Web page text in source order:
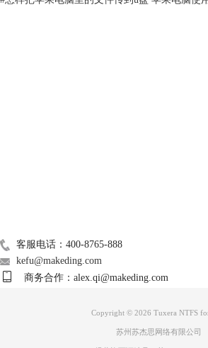
客服电话：400-8765-888
kefu@makeding.com
商务合作：alex.qi@makeding.com
Copyright © 2026 Tuxera NTFS
苏州苏杰思网络有限公司